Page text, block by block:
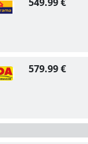
579.99 €